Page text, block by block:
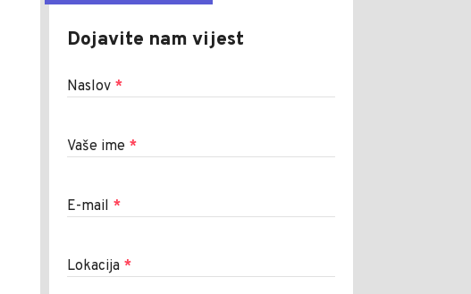
Dojavite nam vijest
Naslov *
Vaše ime *
E-mail *
Lokacija *